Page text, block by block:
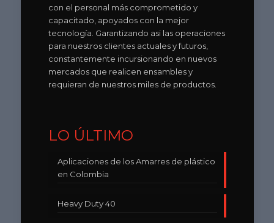
con el personal más comprometido y
capacitado, apoyados con la mejor
tecnología. Garantizando asi las operaciones
para nuestros clientes actuales y futuros,
constantemente incursionando en nuevos
mercados que realicen ensambles y
requieran de nuestros miles de productos.
LO ÚLTIMO
Aplicaciones de los Amarres de plástico
en Colombia
Heavy Duty 40